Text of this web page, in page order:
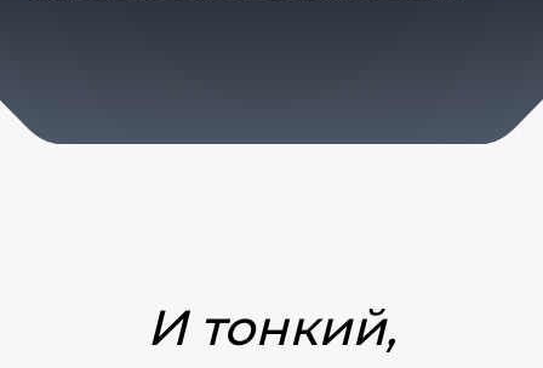
И тонкий,